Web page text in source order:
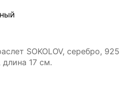
SOKOLOV, серебро, 925
17 см.